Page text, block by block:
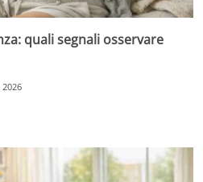
quali segnali osservare